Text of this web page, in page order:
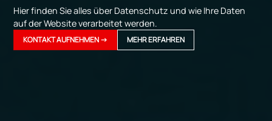
Hier finden Sie alles über Datenschutz und wie Ihre Daten
auf der Website verarbeitet werden.
KONTAKT AUFNEHMEN → MEHR ERFAHREN